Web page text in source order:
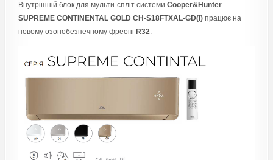
Внутрішній блок для мульти-спліт системи Cooper&Hunter
SUPREME CONTINENTAL GOLD CH-S18FTXAL-GD(I)працює на
новому озонобезпечному фреоні R32.